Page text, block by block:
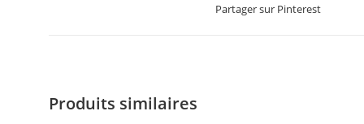
Partager sur Pinterest
Produits similaires